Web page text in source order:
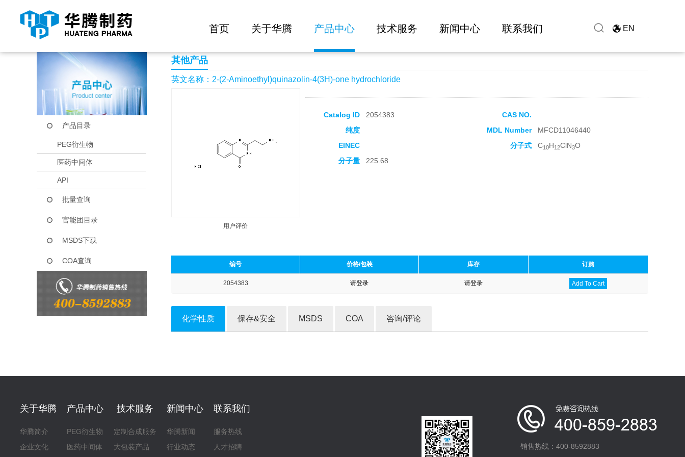
首页 关于华腾 产品中心 技术服务 新闻中心 联系我们 EN
当前位置： 首页 产品中心 2-(2-Aminoethyl)quinazolin-4(3H)-one hydrochloride
产品目录
PEG衍生物
医药中间体
API
批量查询
官能团目录
MSDS下载
COA查询
其他产品
英文名称：2-(2-Aminoethyl)quinazolin-4(3H)-one hydrochloride
用户评价
Catalog ID 2054383
CAS NO.
纯度
MDL Number
MFCD11046440
EINEC
分子式 C10H12ClN3O
分子量
225.68
编号 价格/包装 库存 订购
2054383 请登录 请登录 Add To Cart
化学性质 保存&安全 MSDS COA 咨询/评论
关于华腾
华腾简介
企业文化
产品中心
PEG衍生物
医药中间体
技术服务
定制合成服务
大包装产品
新闻中心
华腾新闻
行业动态
联系我们
服务热线
人才招聘
销售热线：400-8592883